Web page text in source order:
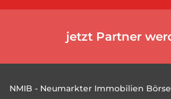
jetzt Partner
NMIB - Neumarkter Immobilien Börse